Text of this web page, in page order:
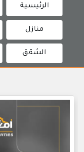
الرئيسية
منازل
الشقق